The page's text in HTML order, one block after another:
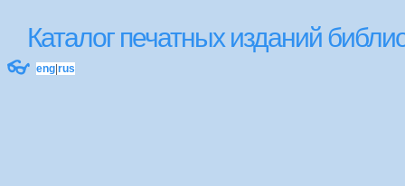
Каталог печатных изданий
👓 eng rus